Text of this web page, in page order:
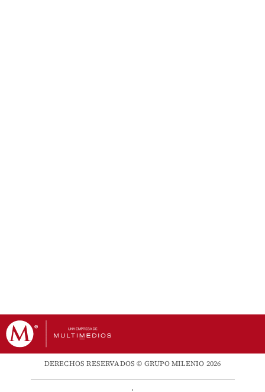
DERECHOS RESERVADOS © GRUPO MILENIO 2026